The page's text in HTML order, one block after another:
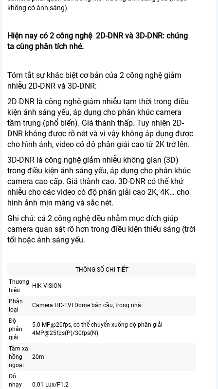
không có ánh sáng).
Hiện nay có 2 công nghệ 2D-DNR và 3D-DNR: chúng
ta cùng phân tích nhé.
Tóm tắt sự khác biệt cơ bản của 2 công nghệ giảm
nhiễu 2D-DNR và 3D-DNR:
2D-DNR là công nghệ giảm nhiễu tạm thời trong điều
kiện ánh sáng yếu, áp dụng cho phân khúc camera
tầm trung (phổ biến). Giá thành thấp. Tuy nhiên 2D-
DNR không được rõ nét và vì vậy không áp dụng được
cho hình ảnh, video có độ phân giải cao từ 2K trở lên.
3D-DNR là công nghệ giảm nhiễu không gian (3D)
trong điều kiện ánh sáng yếu, áp dụng cho phân khúc
camera cao cấp. Giá thành cao. 3D-DNR có thể khử
nhiễu cho các video có độ phân giải cao 2K, 4K… cho
hình ảnh mịn màng và sắc nét.
Ghi chú: cả 2 công nghệ đều nhằm mục đích giúp
camera quan sát rõ hơn trong điều kiện thiếu sáng (trời
tối hoặc ánh sáng yếu.
THÔNG SỐ CHI TIẾT
Thương
hiệu
HIK VISION
Phân
loại
Camera HD-TVI Dome bán cầu, trong nhà
Độ
phân
giải
5.0 MP@20fps, có thể chuyển xuống độ phân giải
4MP@25fps(P)/30fps(N)
Tầm xa
hồng
ngoại
20m
Độ
nhạy
0.01 Lux/F1.2